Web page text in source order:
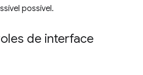
possível.
de interface